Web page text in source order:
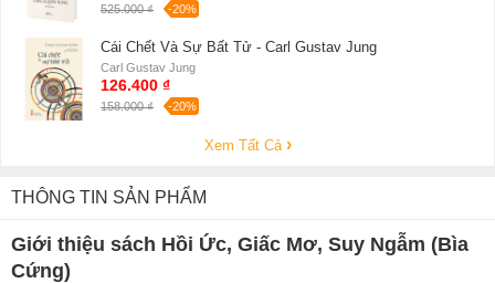
525.000 ₫ -20%
Cái Chết Và Sự Bất Tử - Carl Gustav Jung
Carl Gustav Jung
126.400 ₫
158.000 ₫ -20%
Xem Tất Cả
THÔNG TIN SẢN PHẨM
Giới thiệu sách Hồi Ức, Giấc Mơ, Suy Ngẫm (Bìa
Cứng)